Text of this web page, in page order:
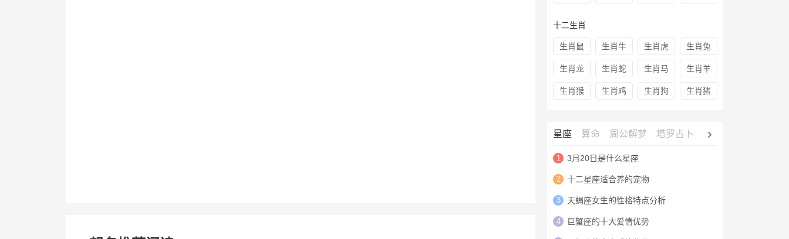
十二生肖
生肖鼠 生肖牛 生肖虎 生肖兔
生肖龙 生肖蛇 生肖马 生肖羊
生肖猴 生肖鸡 生肖狗 生肖猪
星座 算命 周公解梦 塔罗占卜 心理测试
1 3月20日是什么星座
2 十二星座适合养的宠物
3 天蝎座女生的性格特点分析
4 巨蟹座的十大爱情优势